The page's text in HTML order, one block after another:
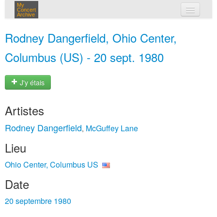
My
Concert
Archive
Rodney Dangerfield, Ohio Center,
Columbus (US) - 20 sept. 1980
J'y étais
Artistes
Rodney Dangerfield, McGuffey Lane
Lieu
Ohio Center, Columbus US
Date
20 septembre 1980